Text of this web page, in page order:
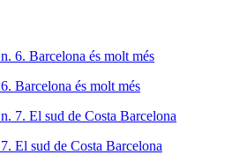
Barcelona és molt més
El sud de Costa Barcelona